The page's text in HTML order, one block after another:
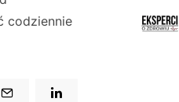
codziennie